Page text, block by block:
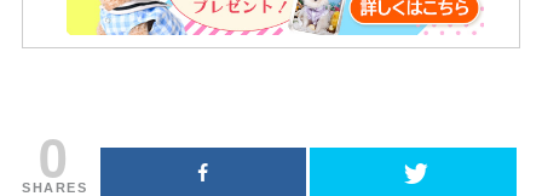
0
SHARES